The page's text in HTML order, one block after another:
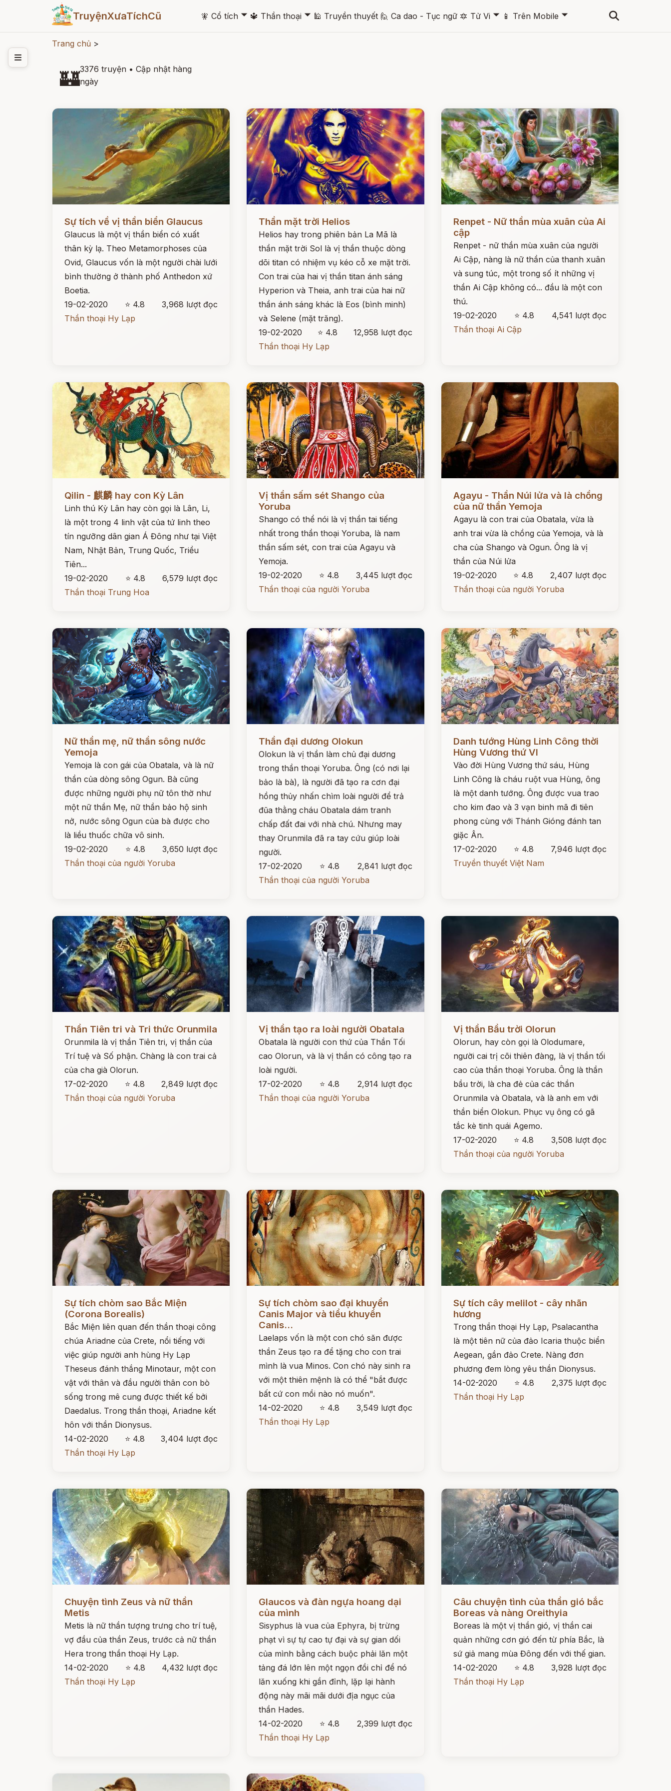
TruyệnXưaTíchCũ 🧚 Cổ tích 🞃 🔱 Thần thoại 🞃 🕌 Truyền thuyết 🙋 Ca dao - Tục ngữ 🔯 Tử Vi 🞃 📱 Trên Mobile 🞃
Trang chủ >
🏰3376 truyện • Cập nhật hàng
ngày
Sự tích về vị thần biển Glaucus
Glaucus là một vị thần biển có xuất
thân kỳ lạ. Theo Metamorphoses của
Ovid, Glaucus vốn là một người chài lưới
bình thường ở thành phố Anthedon xứ
Boetia.
19-02-2020
⭐ 4.8
3,968 lượt đọc
Thần thoại Hy Lạp
Đọc ngay
Thần mặt trời Helios
Helios hay trong phiên bản La Mã là
thần mặt trời Sol là vị thần thuộc dòng
dõi titan có nhiệm vụ kéo cỗ xe mặt trời.
Con trai của hai vị thần titan ánh sáng
Hyperion và Theia, anh trai của hai nữ
thần ánh sáng khác là Eos (bình minh)
và Selene (mặt trăng).
19-02-2020
⭐ 4.8
12,958 lượt đọc
Thần thoại Hy Lạp
Renpet - Nữ thần mùa xuân của Ai
cập
Renpet - nữ thần mùa xuân của người
Ai Cập, nàng là nữ thần của thanh xuân
và sung túc, một trong số ít những vị
thần Ai Cập không có... đầu là một con
thú.
19-02-2020
⭐ 4.8
4,541 lượt đọc
Thần thoại Ai Cập
Qilin - 麒麟 hay con Kỳ Lân
Linh thú Kỳ Lân hay còn gọi là Lân, Li,
là một trong 4 linh vật của tứ linh theo
tín ngưỡng dân gian Á Đông như tại Việt
Nam, Nhật Bản, Trung Quốc, Triều
Tiên...
19-02-2020
⭐ 4.8
6,579 lượt đọc
Thần thoại Trung Hoa
Đọc ngay
Vị thần sấm sét Shango của
Yoruba
Shango có thể nói là vị thần tai tiếng
nhất trong thần thoại Yoruba, là nam
thần sấm sét, con trai của Agayu và
Yemoja.
19-02-2020
⭐ 4.8
3,445 lượt đọc
Thần thoại của người Yoruba
Agayu - Thần Núi lửa và là chồng
của nữ thần Yemoja
Agayu là con trai của Obatala, vừa là
anh trai vừa là chồng của Yemoja, và là
cha của Shango và Ogun. Ông là vị
thần của Núi lửa
19-02-2020
⭐ 4.8
2,407 lượt đọc
Thần thoại của người Yoruba
Nữ thần mẹ, nữ thần sông nước
Yemoja
Yemoja là con gái của Obatala, và là nữ
thần của dòng sông Ogun. Bà cũng
được những người phụ nữ tôn thờ như
một nữ thần Mẹ, nữ thần bảo hộ sinh
nở, nước sông Ogun của bà được cho
là liều thuốc chữa vô sinh.
19-02-2020
⭐ 4.8
3,650 lượt đọc
Thần thoại của người Yoruba
Đọc ngay
Thần đại dương Olokun
Olokun là vị thần làm chủ đại dương
trong thần thoại Yoruba. Ông (có nơi lại
bảo là bà), là người đã tạo ra cơn đại
hồng thủy nhấn chìm loài người để trả
đũa thằng cháu Obatala dám tranh
chấp đất đai với nhà chú. Nhưng may
thay Orunmila đã ra tay cứu giúp loài
người.
17-02-2020
⭐ 4.8
2,841 lượt đọc
Thần thoại của người Yoruba
Danh tướng Hùng Linh Công thời
Hùng Vương thứ VI
Vào đời Hùng Vương thứ sáu, Hùng
Linh Công là cháu ruột vua Hùng, ông
là một danh tướng. Ông được vua trao
cho kim đao và 3 vạn binh mã đi tiên
phong cùng với Thánh Gióng đánh tan
giặc Ân.
17-02-2020
⭐ 4.8
7,946 lượt đọc
Truyền thuyết Việt Nam
Đọc ngay
Thần Tiên tri và Tri thức Orunmila
Orunmila là vị thần Tiên tri, vị thần của
Trí tuệ và Số phận. Chàng là con trai cả
của cha già Olorun.
17-02-2020
⭐ 4.8
2,849 lượt đọc
Thần thoại của người Yoruba
Đọc ngay
Vị thần tạo ra loài người Obatala
Obatala là người con thứ của Thần Tối
cao Olorun, và là vị thần có công tạo ra
loài người.
17-02-2020
⭐ 4.8
2,914 lượt đọc
Thần thoại của người Yoruba
Đọc ngay
Vị thần Bầu trời Olorun
Olorun, hay còn gọi là Olodumare,
người cai trị cõi thiên đàng, là vị thần tối
cao của thần thoại Yoruba. Ông là thần
bầu trời, là cha đẻ của các thần
Orunmila và Obatala, và là anh em với
thần biển Olokun. Phục vụ ông có gã
tắc kè tinh quái Agemo.
17-02-2020
⭐ 4.8
3,508 lượt đọc
Thần thoại của người Yoruba
Sự tích chòm sao Bắc Miện
(Corona Borealis)
Bắc Miện liên quan đến thần thoại công
chúa Ariadne của Crete, nổi tiếng với
việc giúp người anh hùng Hy Lạp
Theseus đánh thắng Minotaur, một con
vật với thân và đầu người thân con bò
sống trong mê cung được thiết kế bởi
Daedalus. Trong thần thoại, Ariadne kết
hôn với thần Dionysus.
14-02-2020
⭐ 4.8
3,404 lượt đọc
Thần thoại Hy Lạp
Sự tích chòm sao đại khuyển
Canis Major và tiểu khuyển
Canis...
Laelaps vốn là một con chó săn được
thần Zeus tạo ra để tặng cho con trai
mình là vua Minos. Con chó này sinh ra
với một thiên mệnh là có thể "bắt được
bất cứ con mồi nào nó muốn".
14-02-2020
⭐ 4.8
3,549 lượt đọc
Thần thoại Hy Lạp
Sự tích cây melilot - cây nhãn
hương
Trong thần thoại Hy Lạp, Psalacantha
là một tiên nữ của đảo Icaria thuộc biển
Aegean, gần đảo Crete. Nàng đơn
phương đem lòng yêu thần Dionysus.
14-02-2020
⭐ 4.8
2,375 lượt đọc
Thần thoại Hy Lạp
Chuyện tình Zeus và nữ thần
Metis
Metis là nữ thần tượng trưng cho trí tuệ,
vợ đầu của thần Zeus, trước cả nữ thần
Hera trong thần thoại Hy Lạp.
14-02-2020
⭐ 4.8
4,432 lượt đọc
Thần thoại Hy Lạp
Glaucos và đàn ngựa hoang dại
của mình
Sisyphus là vua của Ephyra, bị trừng
phạt vì sự tự cao tự đại và sự gian dối
của mình bằng cách buộc phải lăn một
tảng đá lớn lên một ngọn đồi chỉ để nó
lăn xuống khi gần đỉnh, lặp lại hành
động này mãi mãi dưới địa ngục của
thần Hades.
14-02-2020
⭐ 4.8
2,399 lượt đọc
Thần thoại Hy Lạp
Câu chuyện tình của thần gió bắc
Boreas và nàng Oreithyia
Boreas là một vị thần gió, vị thần cai
quản những cơn gió đến từ phía Bắc, là
sứ giả mang mùa Đông đến với thế gian.
14-02-2020
⭐ 4.8
3,928 lượt đọc
Thần thoại Hy Lạp